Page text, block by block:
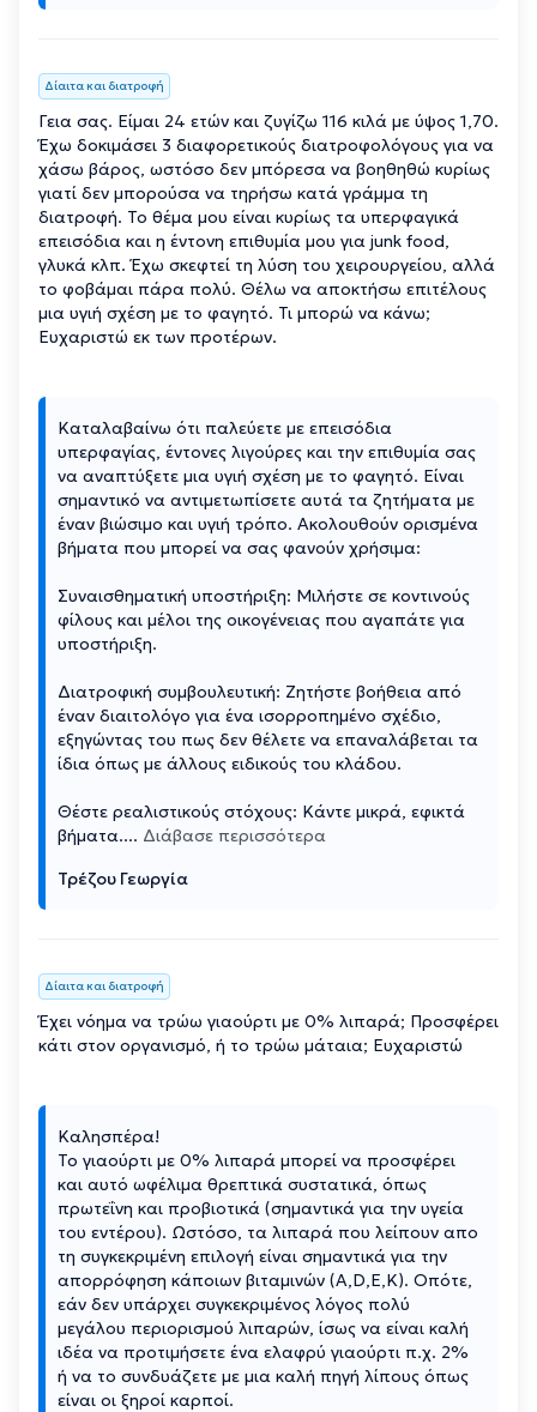
Δίαιτα και διατροφή
Γεια σας. Είμαι 24 ετών και ζυγίζω 116 κιλά με ύψος 1,70.
Έχω δοκιμάσει 3 διαφορετικούς διατροφολόγους για να
χάσω βάρος, ωστόσο δεν μπόρεσα να βοηθηθώ κυρίως
γιατί δεν μπορούσα να τηρήσω κατά γράμμα τη
διατροφή. Το θέμα μου είναι κυρίως τα υπερφαγικά
επεισόδια και η έντονη επιθυμία μου για junk food,
γλυκά κλπ. Έχω σκεφτεί τη λύση του χειρουργείου, αλλά
το φοβάμαι πάρα πολύ. Θέλω να αποκτήσω επιτέλους
μια υγιή σχέση με το φαγητό. Τι μπορώ να κάνω;
Ευχαριστώ εκ των προτέρων.
Καταλαβαίνω ότι παλεύετε με επεισόδια
υπερφαγίας, έντονες λιγούρες και την επιθυμία σας
να αναπτύξετε μια υγιή σχέση με το φαγητό. Είναι
σημαντικό να αντιμετωπίσετε αυτά τα ζητήματα με
έναν βιώσιμο και υγιή τρόπο. Ακολουθούν ορισμένα
βήματα που μπορεί να σας φανούν χρήσιμα:
Συναισθηματική υποστήριξη: Μιλήστε σε κοντινούς
φίλους και μέλοι της οικογένειας που αγαπάτε για
υποστήριξη.
Διατροφική συμβουλευτική: Zητήστε βοήθεια από
έναν διαιτολόγο για ένα ισορροπημένο σχέδιο,
εξηγώντας του πως δεν θέλετε να επαναλάβεται τα
ίδια όπως με άλλους ειδικούς του κλάδου.
Θέστε ρεαλιστικούς στόχους: Κάντε μικρά, εφικτά
βήματα.... Διάβασε περισσότερα
Τρέζου Γεωργία
Δίαιτα και διατροφή
Έχει νόημα να τρώω γιαούρτι με 0% λιπαρά; Προσφέρει
κάτι στον οργανισμό, ή το τρώω μάταια; Ευχαριστώ
Καλησπέρα!
Το γιαούρτι με 0% λιπαρά μπορεί να προσφέρει
και αυτό ωφέλιμα θρεπτικά συστατικά, όπως
πρωτεΐνη και προβιοτικά (σημαντικά για την υγεία
του εντέρου). Ωστόσο, τα λιπαρά που λείπουν απο
τη συγκεκριμένη επιλογή είναι σημαντικά για την
απορρόφηση κάποιων βιταμινών (Α,D,E,K). Οπότε,
εάν δεν υπάρχει συγκεκριμένος λόγος πολύ
μεγάλου περιορισμού λιπαρών, ίσως να είναι καλή
ιδέα να προτιμήσετε ένα ελαφρύ γιαούρτι π.χ. 2%
ή να το συνδυάζετε με μια καλή πηγή λίπους όπως
είναι οι ξηροί καρποί.